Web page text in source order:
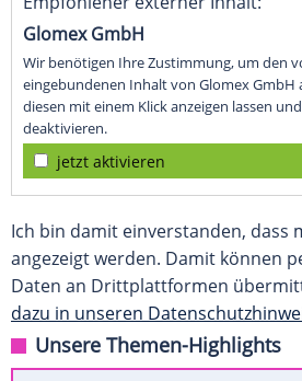
Glomex GmbH
Wir benötigen Ihre Zustimmung, um den
eingebundenen Inhalt von Glomex GmbH
diesen mit einem Klick anzeigen lassen
deaktivieren.
jetzt aktivieren
Ich bin damit einverstanden, dass
angezeigt werden. Damit können
Daten an Drittplattformen
dazu in unseren
Unsere Themen-Highlights